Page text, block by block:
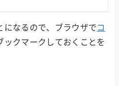
になるので、ブラウザで コ
ックマークしておくことを